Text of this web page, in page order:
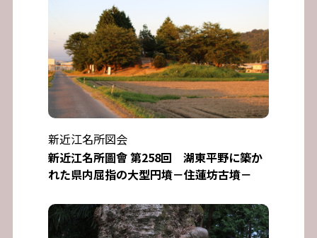
新近江名所図会
新近江名所圖會 第258回 湖東平野に築か
れた県内屈指の大型円墳－住蓮坊古墳－